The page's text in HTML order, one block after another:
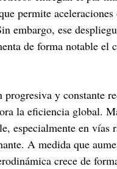
permite aceleraciones
embargo, ese
de forma notable el
progresiva y constante
la eficiencia global.
especialmente en vías
A medida que
crece de